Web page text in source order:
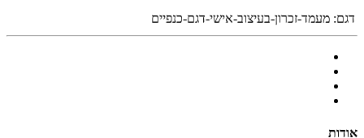
דגם: מעמד-זכרון-בעיצוב-אישי-דגם-כנפיים
אודות